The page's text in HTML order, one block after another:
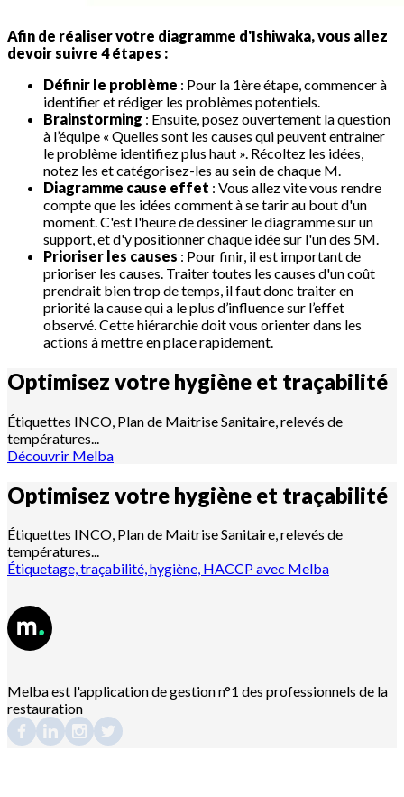
Afin de réaliser votre diagramme d'Ishiwaka, vous allez
devoir suivre 4 étapes :
Définir le problème : Pour la 1ère étape, commencer à
identifier et rédiger les problèmes potentiels.
Brainstorming : Ensuite, posez ouvertement la question
à l’équipe « Quelles sont les causes qui peuvent entrainer
le problème identifiez plus haut ». Récoltez les idées,
notez les et catégorisez-les au sein de chaque M.
Diagramme cause effet : Vous allez vite vous rendre
compte que les idées comment à se tarir au bout d'un
moment. C'est l'heure de dessiner le diagramme sur un
support, et d'y positionner chaque idée sur l'un des 5M.
Prioriser les causes : Pour finir, il est important de
prioriser les causes. Traiter toutes les causes d'un coût
prendrait bien trop de temps, il faut donc traiter en
priorité la cause qui a le plus d’influence sur l’effet
observé. Cette hiérarchie doit vous orienter dans les
actions à mettre en place rapidement.
Optimisez votre hygiène et traçabilité
Étiquettes INCO, Plan de Maitrise Sanitaire, relevés de
températures...
Découvrir Melba
Optimisez votre hygiène et traçabilité
Étiquettes INCO, Plan de Maitrise Sanitaire, relevés de
températures...
Étiquetage, traçabilité, hygiène, HACCP avec Melba
Melba est l'application de gestion n°1 des professionnels de la
restauration